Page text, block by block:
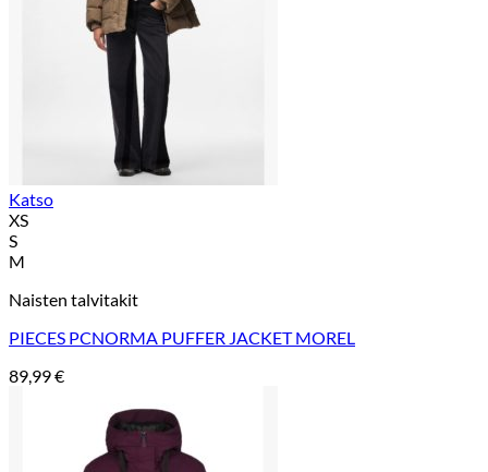
Katso
XS
S
M
Naisten talvitakit
PIECES PCNORMA PUFFER JACKET MOREL
89,99€